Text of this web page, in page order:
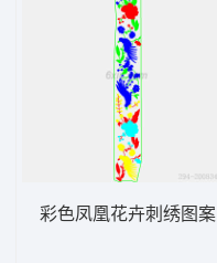
彩色凤凰花卉刺绣图案